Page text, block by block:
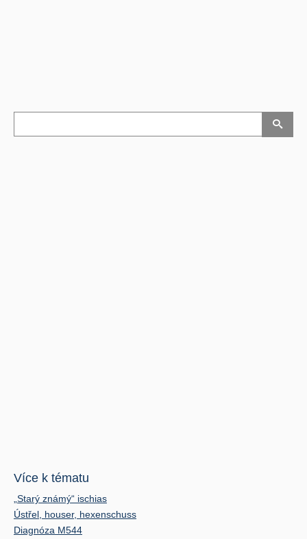
Více k tématu
„Starý známý“ ischias
Ústřel, houser, hexenschuss
Diagnóza M544